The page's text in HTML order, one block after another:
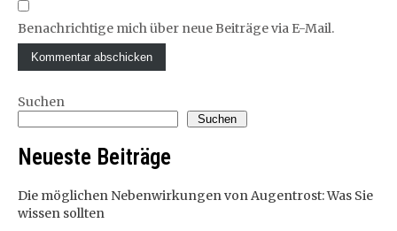
Benachrichtige mich über neue Beiträge via E-Mail.
Suchen
Suchen
Neueste Beiträge
Die möglichen Nebenwirkungen von Augentrost: Was Sie
wissen sollten